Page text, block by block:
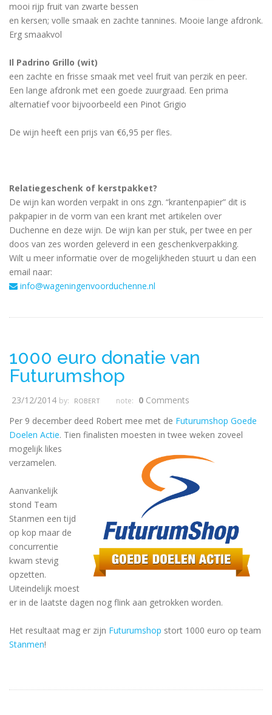
mooi rijp fruit van zwarte bessen
en kersen; volle smaak en zachte tannines. Mooie lange afdronk.
Erg smaakvol
Il Padrino Grillo (wit)
een zachte en frisse smaak met veel fruit van perzik en peer.
Een lange afdronk met een goede zuurgraad. Een prima
alternatief voor bijvoorbeeld een Pinot Grigio
De wijn heeft een prijs van €6,95 per fles.
Relatiegeschenk of kerstpakket?
De wijn kan worden verpakt in ons zgn. “krantenpapier” dit is
pakpapier in de vorm van een krant met artikelen over
Duchenne en deze wijn. De wijn kan per stuk, per twee en per
doos van zes worden geleverd in een geschenkverpakking.
Wilt u meer informatie over de mogelijkheden stuurt u dan een
email naar:
info@wageningenvoorduchenne.nl
1000 euro donatie van
Futurumshop
23/12/2014 by: ROBERT note: 0 Comments
Per 9 december deed Robert mee met de Futurumshop Goede
Doelen Actie. Tien finalisten moesten in twee weken zoveel
mogelijk likes
verzamelen.
Aanvankelijk
stond Team
Stanmen een tijd
op kop maar de
concurrentie
kwam stevig
opzetten.
Uiteindelijk moest
er in de laatste dagen nog flink aan getrokken worden.
Het resultaat mag er zijn Futurumshop stort 1000 euro op team
Stanmen!